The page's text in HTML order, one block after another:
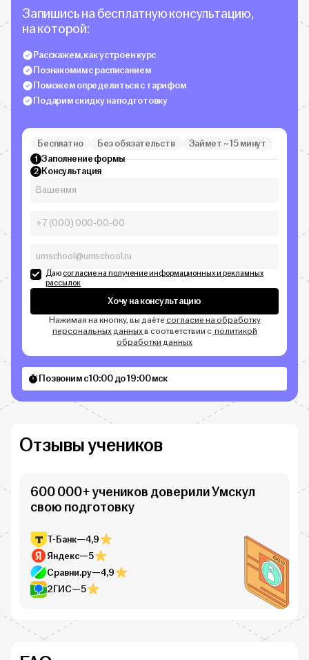
Запишись на бесплатную консультацию,
на которой:
Расскажем, как устроен курс
Познакомим с расписанием
Поможем определиться с тарифом
Подарим скидку на подготовку
Бесплатно Без обязательств Займет ~ 15 минут
1 Заполнение формы
2 Консультация
Даюсогласие на получение информационных и рекламных
рассылок
Хочу на консультацию
Нажимая на кнопку, вы даётесогласие на обработку
персональных данныхв соответствии с политикой
обработки данных
Позвоним с 10:00 до 19:00 мск
Отзывы учеников
600 000+ учеников доверили Умскул
свою подготовку
Т-Банк—4,9
Яндекс—5
Сравни.ру—4,9
2ГИС—5